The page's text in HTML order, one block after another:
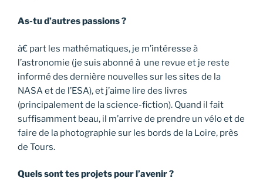
As-tu d’autres passions ?
à€ part les mathématiques, je m’intéresse à
l’astronomie (je suis abonné à une revue et je reste
informé des dernière nouvelles sur les sites de la
NASA et de l’ESA), et j’aime lire des livres
(principalement de la science-fiction). Quand il fait
suffisamment beau, il m’arrive de prendre un vélo et de
faire de la photographie sur les bords de la Loire, près
de Tours.
Quels sont tes projets pour l’avenir ?